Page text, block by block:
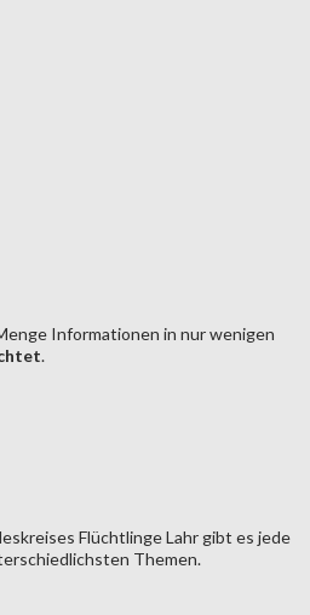
Informationen in nur wenigen
.
Flüchtlinge Lahr gibt es jede
Themen.